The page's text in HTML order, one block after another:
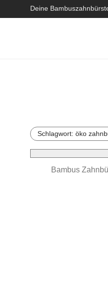
Deine
Schlagwort: öko
Bambus